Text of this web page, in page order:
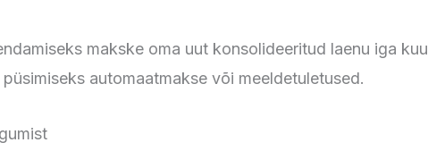
makske oma uut konsolideeritud laenu iga kuu
automaatmakse või meeldetuletused.